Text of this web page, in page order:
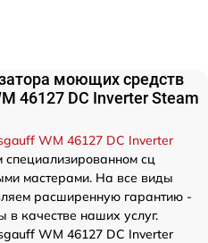
моющих средств
46127 DC Inverter Steam
WM 46127 DC Inverter
сц
мастерами. На все виды
расширенную гарантию -
в качестве наших услуг.
WM 46127 DC Inverter